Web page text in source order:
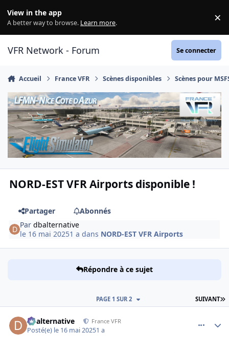
View in the app
A better way to browse. Learn more. ×
VFR Network - Forum Se connecter
Accueil France VFR Scènes disponibles Scènes pour
NORD-EST VFR Airports disponible !
Partager
Abonnés
Pardbalternative
le 16 mai 20251 a dans NORD-EST VFR Airports
Répondre à ce sujet
SUIVANT
PAGE 1 SUR 2
dbalternative France VFR
Posté(e) le 16 mai 20251 a